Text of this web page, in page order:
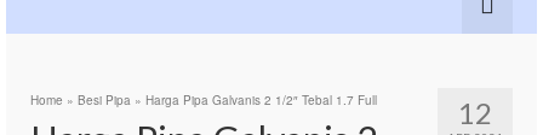
12
Home » Besi Pipa » Harga Pipa Galvanis 2 1/2″ Tebal 1.7 Full